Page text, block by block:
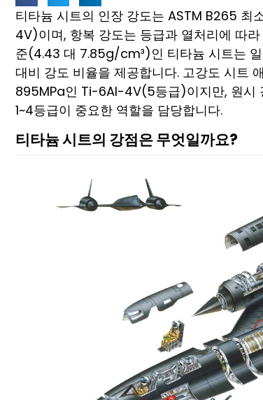
티타늄 시트의 인장 강도는 ASTM B265
4V)이며, 항복 강도는 등급과 열처리에 따
준(4.43 대 7.85g/cm³)인 티타늄 시트는
대비 강도 비율을 제공합니다. 고강도 시트
895MPa인 Ti-6Al-4V(5등급)이지만, 원시
1~4등급이 중요한 역할을 담당합니다.
티타늄 시트의 강점은 무엇일까요?